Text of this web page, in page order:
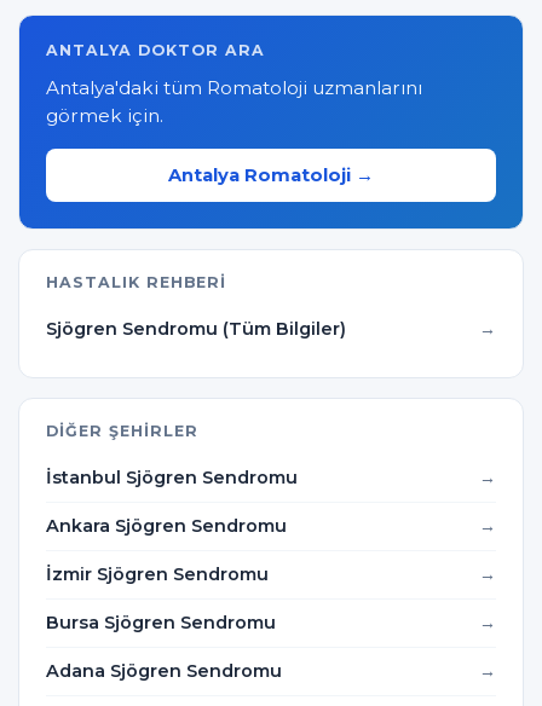
ANTALYA DOKTOR ARA
Antalya'daki tüm Romatoloji uzmanlarını
görmek için.
Antalya Romatoloji →
HASTALIK REHBERI
Sjögren Sendromu (Tüm Bilgiler)
DIĞER ŞEHIRLER
İstanbul Sjögren Sendromu
Ankara Sjögren Sendromu
İzmir Sjögren Sendromu
Bursa Sjögren Sendromu
Adana Sjögren Sendromu